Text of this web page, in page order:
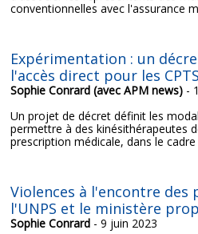
conventionnelles avec l'assurance
Expérimentation : un
l'accès direct pour les CPTS
Sophie Conrard (avec APM news) -
Un projet de décret définit les
permettre à des kinésithérapeutes
prescription médicale, dans le cadre
Violences à l'encontre des
l'UNPS et le ministère
Sophie Conrard - 9 juin 2023